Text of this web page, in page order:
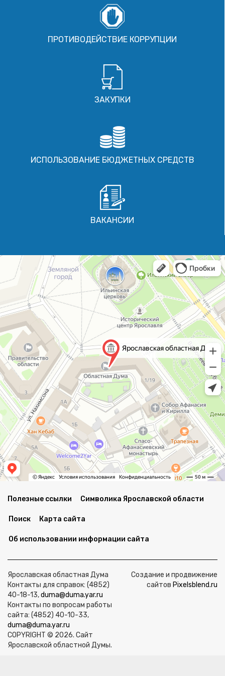
ПРОТИВОДЕЙСТВИЕ КОРРУПЦИИ
ЗАКУПКИ
ИСПОЛЬЗОВАНИЕ БЮДЖЕТНЫХ СРЕДСТВ
ВАКАНСИИ
Полезные ссылки Символика Ярославской области
Поиск Карта сайта
Об использовании информации сайта
Ярославская областная Дума
Контакты для справок: (4852)
40-18-13,duma@duma.yar.ru
Контакты по вопросам работы
сайта: (4852) 40-10-33,
duma@duma.yar.ru
COPYRIGHT © 2026. Сайт
Ярославской областной Думы.
Создание и продвижение
сайтов Pixelsblend.ru